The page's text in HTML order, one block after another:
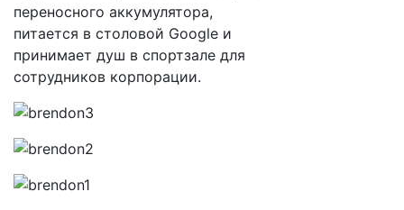
переносного аккумулятора,
питается в столовой Google и
принимает душ в спортзале для
сотрудников корпорации.